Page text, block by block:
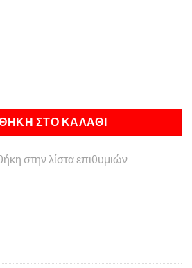
ΣΤΟ ΚΑΛΆΘΙ
στην λίστα επιθυμιών